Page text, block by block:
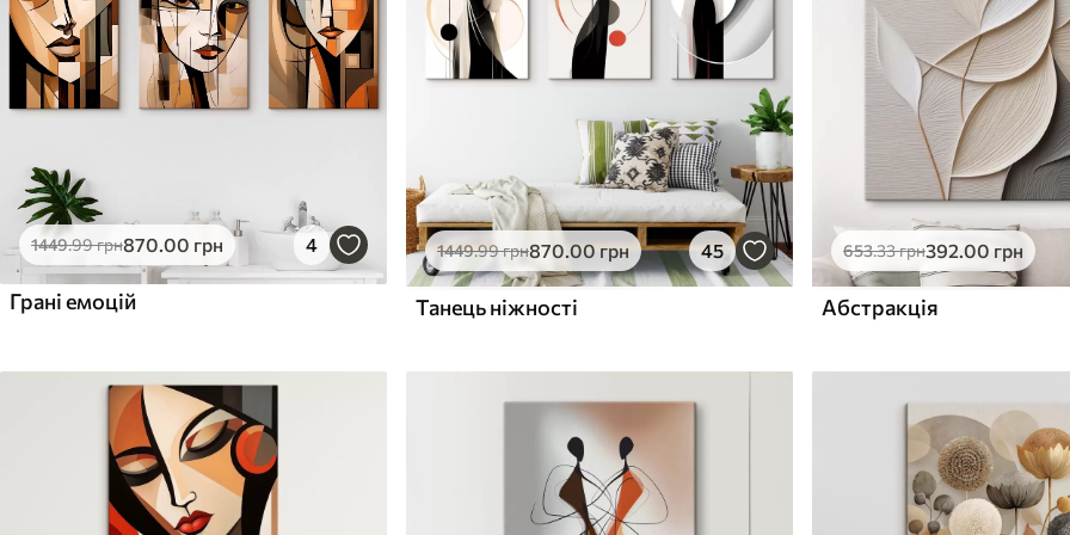
✗
Поверхня з текстурою
полотна
✗Екологічний матеріал
✓
Поверхня з текстурою
полотна
✗Екологічний матеріал
✓
Поверхня з текстурою
полотна
Екологічний матеріал
1449.99грн870.00 грн 4
Грані емоцій
1449.99грн870.00 грн 45
Танець ніжності
653.33грн392.00 грн
Абстракція